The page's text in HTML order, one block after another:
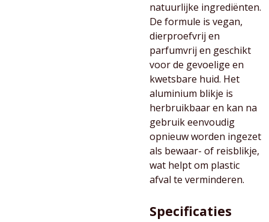
natuurlijke ingrediënten.
De formule is vegan,
dierproefvrij en
parfumvrij en geschikt
voor de gevoelige en
kwetsbare huid. Het
aluminium blikje is
herbruikbaar en kan na
gebruik eenvoudig
opnieuw worden ingezet
als bewaar- of reisblikje,
wat helpt om plastic
afval te verminderen.
Specificaties